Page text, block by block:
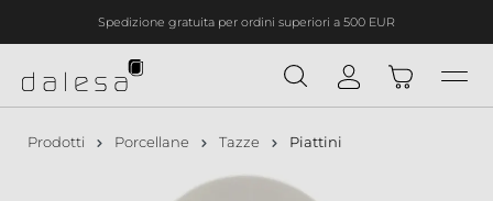
principaleSpedizione gratuita per ordini superiori a 500 EUR
Prodotti Porcellane Tazze Piattini